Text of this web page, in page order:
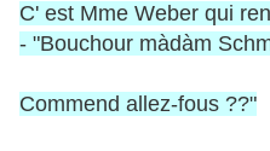
C' est Mme Weber qui
- "Bouchour màdàm
Commend allez-fous ??"